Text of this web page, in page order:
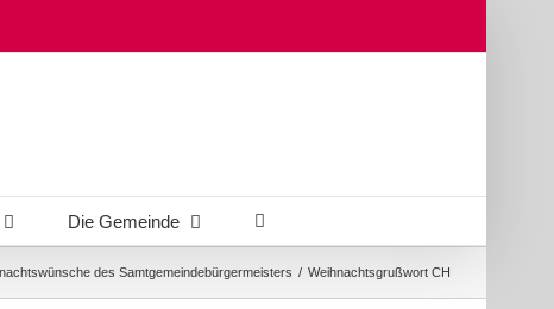
Die Gemeinde
des Samtgemeindebürgermeisters / Weihnachtsgrußwort CH